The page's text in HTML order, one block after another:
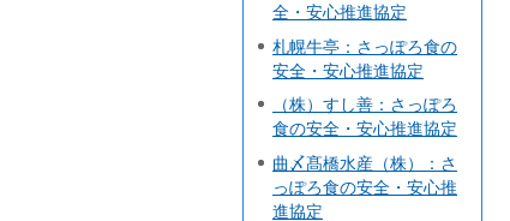
全・安心推進協定
札幌牛亭：さっぽろ食の
安全・安心推進協定
（株）すし善：さっぽろ
食の安全・安心推進協定
曲〆髙橋水産（株）：さ
っぽろ食の安全・安心推
進協定